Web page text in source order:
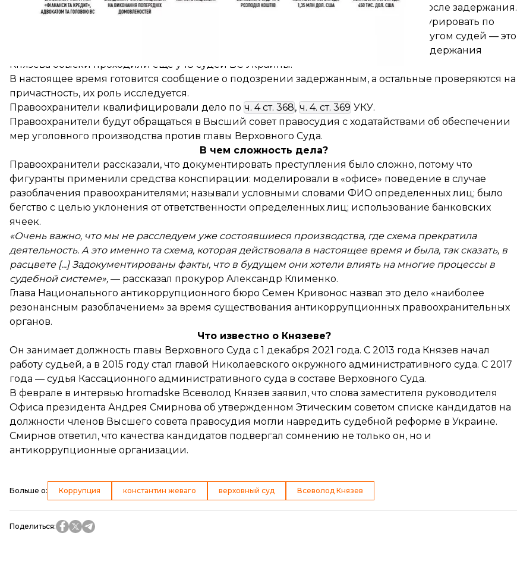
процессуальный Кодекс дает 24 часа для вручения уведомления о подозрении после задержания.
В НАБУ подчеркнули, что расследование продолжается. Сколько судей могут фигурировать по
делу, там не сообщили, но уточнили, что решение принималось определенным кругом судей — это
было решение Большой Палаты ВС. По информации источников ZN.UA, на фоне задержания
Князева обыски проходили еще у 18 судей ВС Украины.
В настоящее время готовится сообщение о подозрении задержанным, а остальные проверяются на
причастность, их роль исследуется.
Правоохранители квалифицировали дело по ч. 4 ст. 368, ч. 4. ст. 369 УКУ.
Правоохранители будут обращаться в Высший совет правосудия с ходатайствами об обеспечении
мер уголовного производства против главы Верховного Суда.
В чем сложность дела?
Правоохранители рассказали, что документировать преступления было сложно, потому что
фигуранты применили средства конспирации: моделировали в «офисе» поведение в случае
разоблачения правоохранителями; называли условными словами ФИО определенных лиц; было
бегство с целью уклонения от ответственности определенных лиц; использование банковских
ячеек.
«Очень важно, что мы не расследуем уже состоявшиеся производства, где схема прекратила
деятельность. А это именно та схема, которая действовала в настоящее время и была, так сказать, в
расцвете [...] Задокументированы факты, что в будущем они хотели влиять на многие процессы в
судебной системе», — рассказал прокурор Александр Клименко.
Глава Национального антикоррупционного бюро Семен Кривонос назвал это дело «наиболее
резонансным разоблачением» за время существования антикоррупционных правоохранительных
органов.
Что известно о Князеве?
Он занимает должность главы Верховного Суда с 1 декабря 2021 года. С 2013 года Князев начал
работу судьей, а в 2015 году стал главой Николаевского окружного административного суда. С 2017
года — судья Кассационного административного суда в составе Верховного Суда.
В феврале в интервью hromadske Всеволод Князев заявил, что слова заместителя руководителя
Офиса президента Андрея Смирнова об утвержденном Этическим советом списке кандидатов на
должности членов Высшего совета правосудия могли навредить судебной реформе в Украине.
Смирнов ответил, что качества кандидатов подвергал сомнению не только он, но и
антикоррупционные организации.
Больше о: Коррупция константин жеваго верховный суд Всеволод Князев
Поделиться: